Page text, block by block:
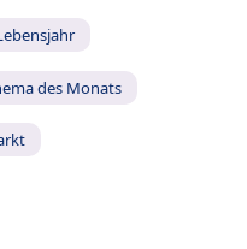
des Monats